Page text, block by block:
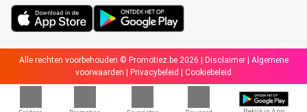
Alle rechten voorbehouden © Promotiez.be 2026 | Disclaimer| Algemene
voorwaarden
Privacybeleid Cookiebeleid